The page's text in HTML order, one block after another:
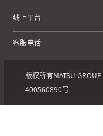
线上平台
客服电话
版权所有MATSU GROUP
400560890号